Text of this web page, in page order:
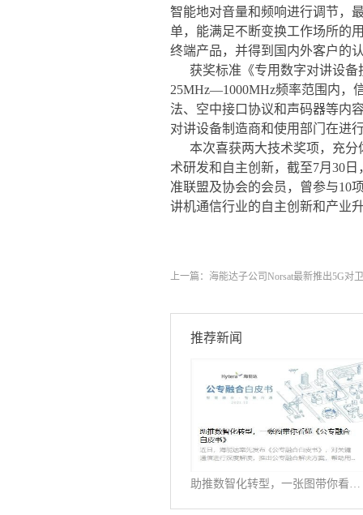
智能地对音量和频响进行调节，
单，能满足不断变换工作场所的
终端产品，并得到国内外客户的
获奖标准《专用数字对讲设
25MHz—1000MHz频率范围内，
法、空中接口协议和声码器等内
对讲设备制造商和使用部门在进
本次喜获两大技术奖项，充
术研发和自主创新，截至7月30
准联盟及协会的会员，曾参与10
讲机通信行业的自主创新和产业
上一篇： 海能达子公司Norsat最新推出5G对
推荐新闻